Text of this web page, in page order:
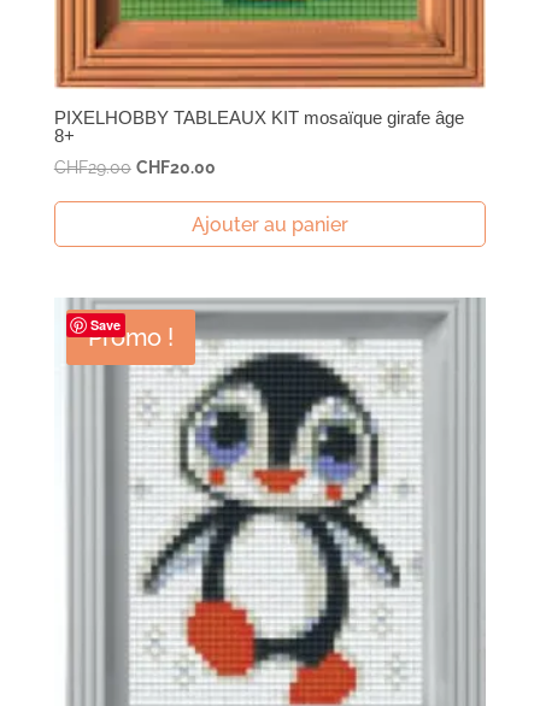
PIXELHOBBY TABLEAUX KIT mosaïque girafe âge
8+
CHF29.00 Le
était :
CHF20.00Le
actuel
est :
Ajouter au panier
Save
Promo !